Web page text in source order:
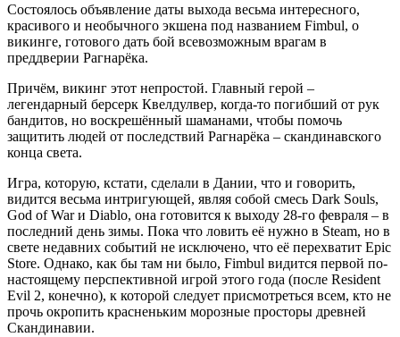
Состоялось объявление даты выхода весьма интересного,
красивого и необычного экшена под названием Fimbul, о
викинге, готового дать бой всевозможным врагам в
преддверии Рагнарёка.
Причём, викинг этот непростой. Главный герой –
легендарный берсерк Квелдулвер, когда-то погибший от рук
бандитов, но воскрешённый шаманами, чтобы помочь
защитить людей от последствий Рагнарёка – скандинавского
конца света.
Игра, которую, кстати, сделали в Дании, что и говорить,
видится весьма интригующей, являя собой смесь Dark Souls,
God of War и Diablo, она готовится к выходу 28-го февраля – в
последний день зимы. Пока что ловить её нужно в Steam, но в
свете недавних событий не исключено, что её перехватит Epic
Store. Однако, как бы там ни было, Fimbul видится первой по-
настоящему перспективной игрой этого года (после Resident
Evil 2, конечно), к которой следует присмотреться всем, кто не
прочь окропить красненьким морозные просторы древней
Скандинавии.